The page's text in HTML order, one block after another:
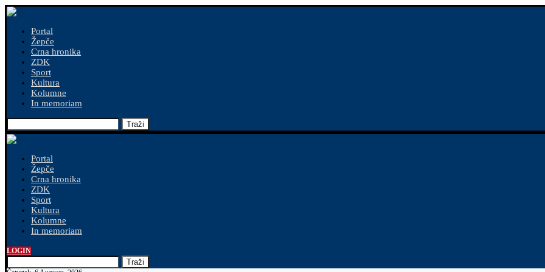
Portal
Žepče
Crna hronika
ZDK
Sport
Kultura
Kolumne
In memoriam
Traži
Portal
Žepče
Crna hronika
ZDK
Sport
Kultura
Kolumne
In memoriam
LOGIN
Traži